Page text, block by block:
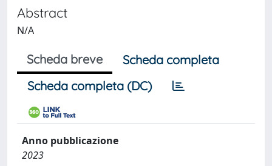
Abstract
N/A
Scheda breve
Scheda completa
Scheda completa (DC)
Anno pubblicazione
2023